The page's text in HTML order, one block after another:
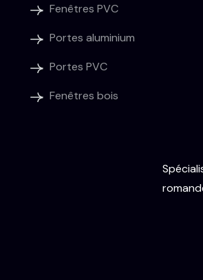
Fenêtres PVC
Portes aluminium
Portes PVC
Fenêtres bois